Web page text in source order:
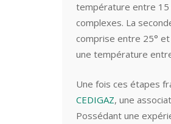
température entre 15
complexes. La
comprise entre 25°
une température
Une fois ces étapes
CEDIGAZ, une
Possédant une